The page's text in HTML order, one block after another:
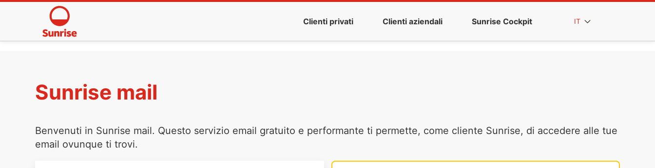
Clienti privati Clienti aziendali Sunrise Cockpit IT
Sunrise mail
Benvenuti in Sunrise mail. Questo servizio email gratuito e performante ti permette, come cliente Sunrise, di accedere alle tue
email ovunque ti trovi.